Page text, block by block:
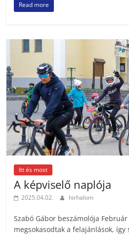
Read more
Itt és most
A képviselő naplója
2025.04.02. hirhalom
Szabó Gábor beszámolója
megsokasodtak a felajánlások, így